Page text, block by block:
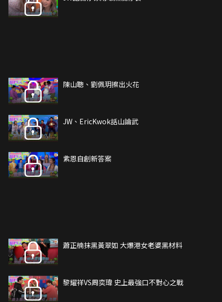
陳山聰、劉佩玥擦出火花
JW、EricKwok話山論武
紫恩自創新答案
蕭正楠抹黑黃翠如 大爆港女老婆黑材料
黎耀祥VS周奕瑋 史上最強口不對心之戰